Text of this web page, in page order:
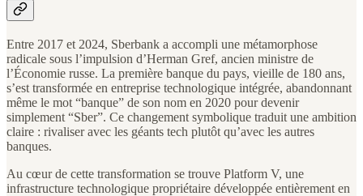
Entre 2017 et 2024, Sberbank a accompli une métamorphose
radicale sous l’impulsion d’Herman Gref, ancien ministre de
l’Économie russe. La première banque du pays, vieille de 180 ans,
s’est transformée en entreprise technologique intégrée, abandonnant
même le mot “banque” de son nom en 2020 pour devenir
simplement “Sber”. Ce changement symbolique traduit une ambition
claire : rivaliser avec les géants tech plutôt qu’avec les autres
banques.
Au cœur de cette transformation se trouve Platform V, une
infrastructure technologique propriétaire développée entièrement en